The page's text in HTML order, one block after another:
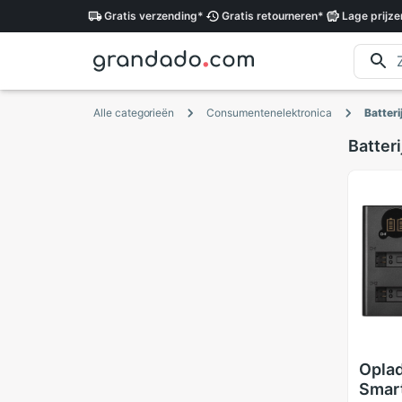
Gratis verzending* Gratis retourneren* Lage
Alle categorieën Consumentenelektronica